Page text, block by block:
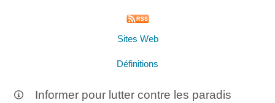
Sites Web
Définitions
Informer pour lutter contre les paradis